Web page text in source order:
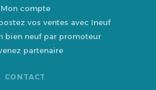
Mon compte
vos ventes avec Ineuf
bien neuf par promoteur
partenaire
CONTACT